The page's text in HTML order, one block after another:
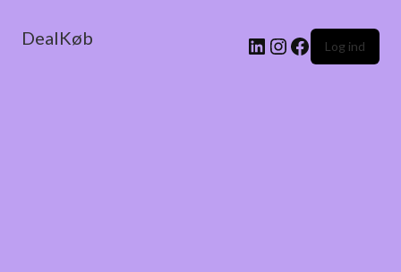
DealKøb Log ind